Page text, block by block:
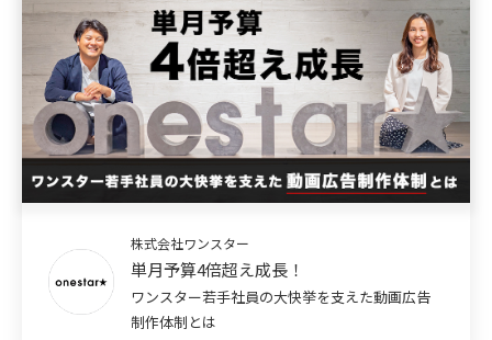
株式会社ワンスター
単月予算4倍超え成長！
ワンスター若手社員の大快挙を支えた動画広告
制作体制とは